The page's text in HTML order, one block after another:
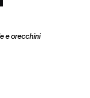
e orecchini